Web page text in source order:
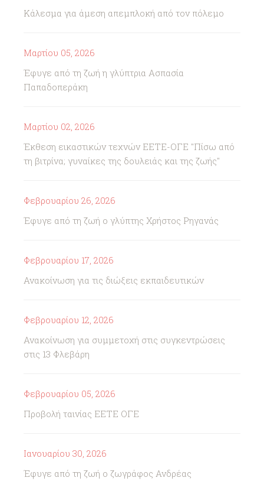
Κάλεσμα για άμεση απεμπλοκή από τον πόλεμο
Μαρτίου 05, 2026
Έφυγε από τη ζωή η γλύπτρια Ασπασία
Παπαδοπεράκη
Μαρτίου 02, 2026
Έκθεση εικαστικών τεχνών ΕΕΤΕ-ΟΓΕ "Πίσω από
τη βιτρίνα; γυναίκες της δουλειάς και της ζωής"
Φεβρουαρίου 26, 2026
Έφυγε από τη ζωή ο γλύπτης Χρήστος Ρηγανάς
Φεβρουαρίου 17, 2026
Ανακοίνωση για τις διώξεις εκπαιδευτικών
Φεβρουαρίου 12, 2026
Ανακοίνωση για συμμετοχή στις συγκεντρώσεις
στις 13 Φλεβάρη
Φεβρουαρίου 05, 2026
Προβολή ταινίας ΕΕΤΕ ΟΓΕ
Ιανουαρίου 30, 2026
Έφυγε από τη ζωή ο ζωγράφος Ανδρέας